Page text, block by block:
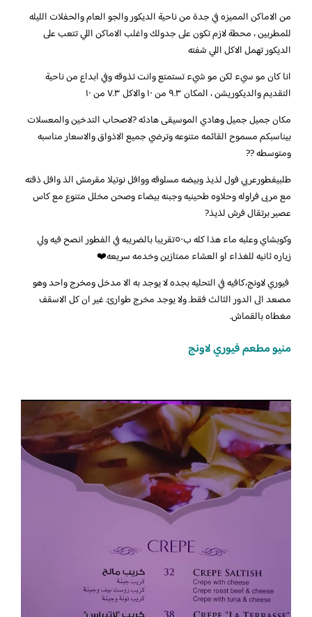
من الاماكن المميزه في جدة من ناحية الديكور والجو العام والحفلات الليله
للمطربين ، محطة لازم تكون على جدولك واغلب الاماكن اللي تتعب على
الديكور تهمل الاكل اللي شفته
انا كان مو سيء لكن مو شيء تستمتع وانت تذوقه وفي ابداع من ناحية
التقديم والديكوريشن ، المكان ٩.٣ من ١٠ والاكل ٧.٣ من ١٠
مكان جميل جميل وهادي الموسيقى هادئه ?لاصحاب التدخين والمعسلات
بيناسبكم مسموح القائمه متنوعه وترضي جميع الاذواق والاسعار مناسبه
ومتوسطه ??
طلبيفطورعربي فول لذيذ وبيضه مسلوقه ووافل نوتيلا مقرمش الذ وافل ذقته
مع مربى فراوله وحلاوه طحينيه وجبنه بيضاء وصحن مخلل متنوع مع كاس
عصير برتقال فرش لذيذ?
وكوبشاي وعلبه ماء هذا كله ب٥٠تقريبا بالضريبه في الفطور انصح فيه ولي
زياره ثانيه للغذاء او العشاء ممتازين وخدمه سريعه❤️
‏‎ فيوري لاونج،كافيه في التحليه بجده لا يوجد به الا مدخل ومخرج واحد وهو
مصعد الى الدور الثالث فقط. ولا يوجد مخرج طوارئ. غير ان كل الاسقف
مغطاه بالقماش.
منيو مطعم فيوري لاونج